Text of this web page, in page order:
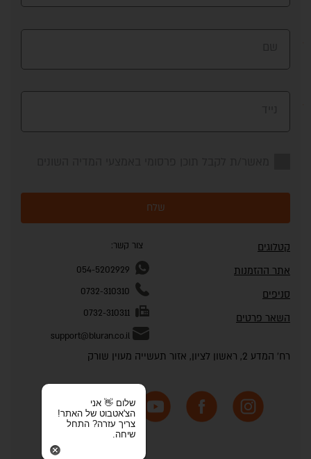
שלח
קטלוגים
אתר ההזמנות
סניפים
השאר פרטים
צור קשר:
054-5202929
0732-310310
0732-310311
support@bluran.co.il
רח' המדע 2, ראשון לציון, אזור תעשייה מעוין שורק
שלום 👋 אני
הצ'אטבוט של האתר!
צריך עזרה? התחל
שיחה.